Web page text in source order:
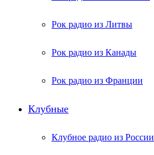
Рок радио из Литвы
Рок радио из Канады
Рок радио из Франции
Клубные
Клубное радио из России